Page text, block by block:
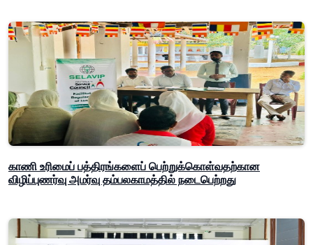
காணி உரிமைப் பத்திரங்களைப் பெற்றுக்கொள்வதற்கான
விழிப்புணர்வு அமர்வு தம்பலகாமத்தில் நடைபெற்றது